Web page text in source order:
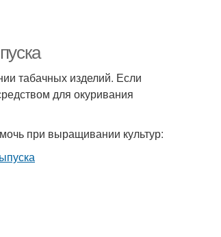
табачных изделий. Если
для окуривания
при выращивании культур: